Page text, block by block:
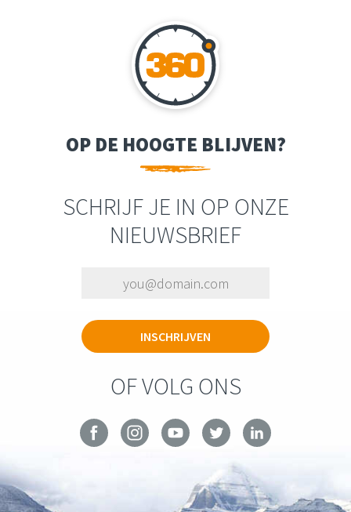
OP DE HOOGTE BLIJVEN?
SCHRIJF JE IN OP ONZE
NIEUWSBRIEF
OF VOLG ONS